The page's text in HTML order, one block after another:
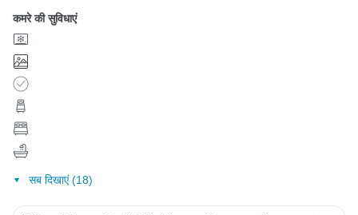
कमरे की सुविधाएं
सब दिखाएं (18)